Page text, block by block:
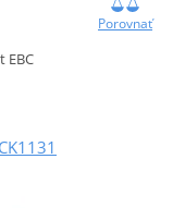
Porovnať
EBC